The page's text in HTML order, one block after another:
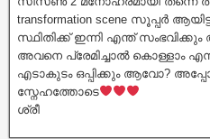
transformation scene സൂപ്പർ
സ്ഥിതിക്ക് ഇന്നി എന്ത്
അവനെ പ്രേമിച്ചാൽ കൊള്ളാം
എടാകുടം ഒപ്പിക്കും ആവോ?
സ്നേഹത്തോടെ
ശ്രീ